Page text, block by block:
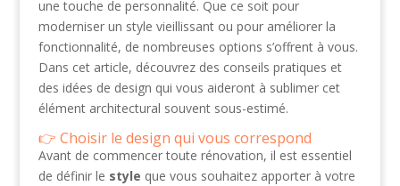
une touche de personnalité. Que ce soit pour
moderniser un style vieillissant ou pour améliorer la
fonctionnalité, de nombreuses options s’offrent à vous.
Dans cet article, découvrez des conseils pratiques et
des idées de design qui vous aideront à sublimer cet
élément architectural souvent sous-estimé.
Choisir le design qui vous correspond
Avant de commencer toute rénovation, il est essentiel
de définir le style que vous souhaitez apporter à votre